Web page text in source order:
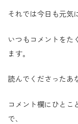
それでは今日も元気
いつもコメントをた
ます。
読んでくださったあ
コメント欄にひとこ
で、